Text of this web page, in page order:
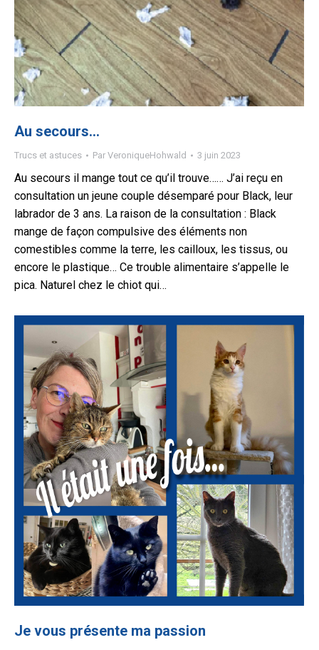
Au secours…
Trucs et astuces Par VeroniqueHohwald 3 juin 2023
Au secours il mange tout ce qu’il trouve…… J’ai reçu en
consultation un jeune couple désemparé pour Black, leur
labrador de 3 ans. La raison de la consultation : Black
mange de façon compulsive des éléments non
comestibles comme la terre, les cailloux, les tissus, ou
encore le plastique… Ce trouble alimentaire s’appelle le
pica. Naturel chez le chiot qui…
Je vous présente ma passion